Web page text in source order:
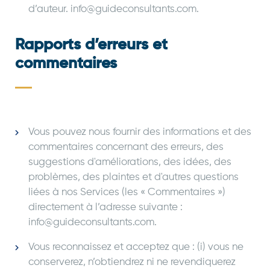
d’auteur. info@guideconsultants.com.
Rapports d’erreurs et
commentaires
Vous pouvez nous fournir des informations et des
commentaires concernant des erreurs, des
suggestions d'améliorations, des idées, des
problèmes, des plaintes et d'autres questions
liées à nos Services (les « Commentaires »)
directement à l’adresse suivante :
info@guideconsultants.com.
Vous reconnaissez et acceptez que : (i) vous ne
conserverez, n’obtiendrez ni ne revendiquerez